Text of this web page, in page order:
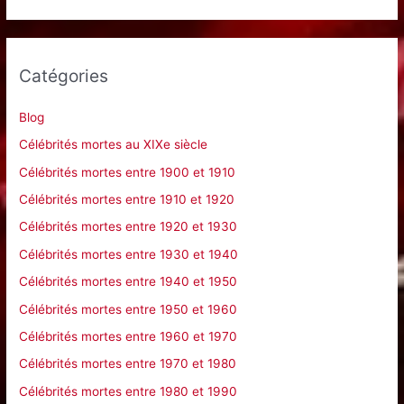
h
r
r
:
Catégories
Blog
Célébrités mortes au XIXe siècle
Célébrités mortes entre 1900 et 1910
Célébrités mortes entre 1910 et 1920
Célébrités mortes entre 1920 et 1930
Célébrités mortes entre 1930 et 1940
Célébrités mortes entre 1940 et 1950
Célébrités mortes entre 1950 et 1960
Célébrités mortes entre 1960 et 1970
Célébrités mortes entre 1970 et 1980
Célébrités mortes entre 1980 et 1990